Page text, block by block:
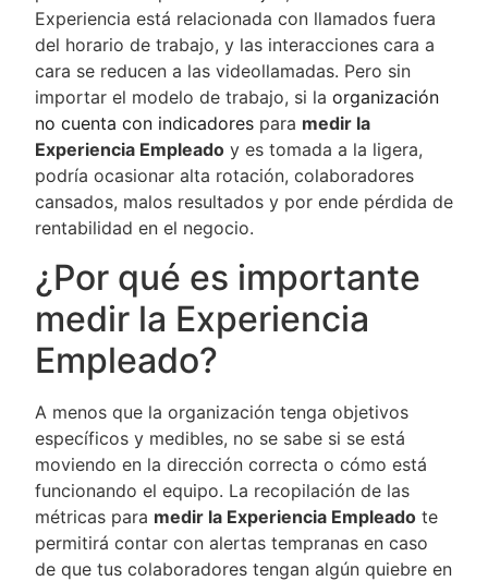
Experiencia está relacionada con llamados fuera
del horario de trabajo, y las interacciones cara a
cara se reducen a las videollamadas. Pero sin
importar el modelo de trabajo, si la organización
no cuenta con indicadores para medir la
Experiencia Empleado y es tomada a la ligera,
podría ocasionar alta rotación, colaboradores
cansados, malos resultados y por ende pérdida de
rentabilidad en el negocio.
¿Por qué es importante
medir la Experiencia
Empleado?
A menos que la organización tenga objetivos
específicos y medibles, no se sabe si se está
moviendo en la dirección correcta o cómo está
funcionando el equipo. La recopilación de las
métricas para medir la Experiencia Empleado te
permitirá contar con alertas tempranas en caso
de que tus colaboradores tengan algún quiebre en